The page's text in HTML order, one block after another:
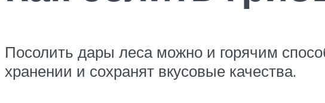
Посолить дары леса можно и горячим
хранении и сохранят вкусовые качества.